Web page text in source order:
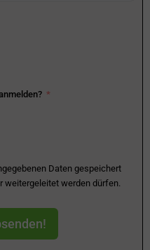
Daten gespeichert
weitergeleitet werden dürfen.